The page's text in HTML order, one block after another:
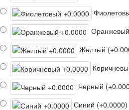
Желтый
Черный
Синий (+0.0000)